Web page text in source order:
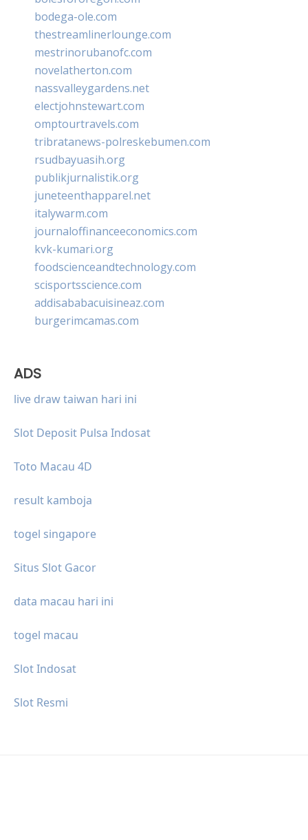
bodega-ole.com
thestreamlinerlounge.com
mestrinorubanofc.com
novelatherton.com
nassvalleygardens.net
electjohnstewart.com
omptourtravels.com
tribratanews-polreskebumen.com
rsudbayuasih.org
publikjurnalistik.org
juneteenthapparel.net
italywarm.com
journaloffinanceeconomics.com
kvk-kumari.org
foodscienceandtechnology.com
scisportsscience.com
addisababacuisineaz.com
burgerimcamas.com
ADS
live draw taiwan hari ini
Slot Deposit Pulsa Indosat
Toto Macau 4D
result kamboja
togel singapore
Situs Slot Gacor
data macau hari ini
togel macau
Slot Indosat
Slot Resmi